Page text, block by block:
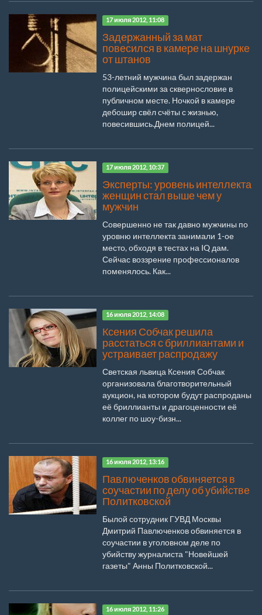
17 июля 2012, 11:08
Задержанный за мат
повесился в камере на шнурке
от штанов
53-летний мужчина был задержан
полицейскими за сквернословие в
публичном месте. Ночкой в камере
дебошир свёл счёты с жизнью,
повесившись.Днем полицей...
17 июля 2012, 10:37
Эксперты: уровень интеллекта
женщин стал выше чем у
мужчин
Совершенно не так давно мужчины по
уровню интеллекта занимали 1-ое
место, обходя в тестах на IQ дам.
Сейчас воззрение профессионалов
поменялось. Как...
16 июля 2012, 14:08
Ксения Собчак решила
расстаться с бриллиантами и
устраивает распродажу
Светская львица Ксения Собчак
организовала благотворительный
аукцион, на котором будут распроданы
её бриллианты и драгоценности её
коллег по шоу-бизн...
16 июля 2012, 13:16
Павлюченков обвиняется в
соучастии по делу об убийстве
Политковской
Былой сотрудник ГУВД Москвы
Дмитрий Павлюченков обвиняется в
соучастии в уголовном деле по
убийству журналиста "Новейшей
газеты" Анны Политковской...
16 июля 2012, 11:26